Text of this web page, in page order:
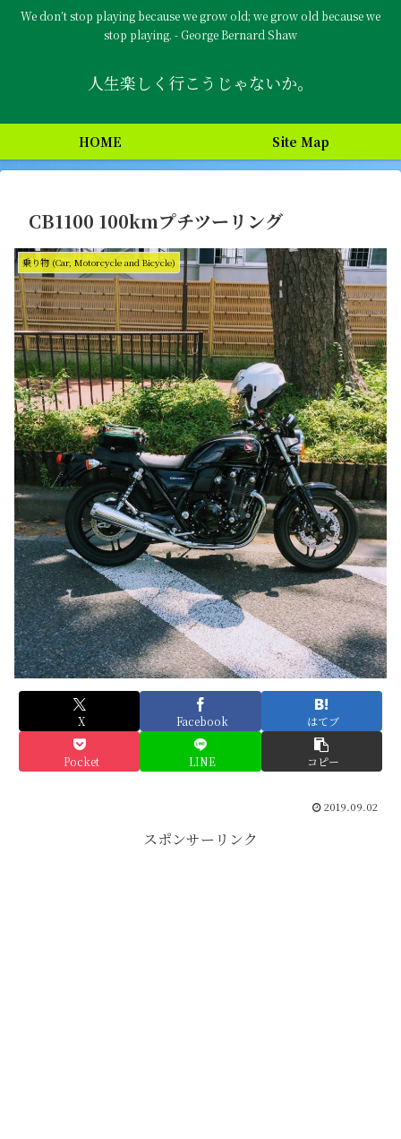
We don’t stop playing because we grow old; we grow old because we
stop playing. - George Bernard Shaw
人生楽しく行こうじゃないか。
HOME Site Map
CB1100 100kmプチツーリング
乗り物 (Car, Motorcycle and Bicycle)
X Facebook はてブ
Pocket LINE コピー
2019.09.02
スポンサーリンク